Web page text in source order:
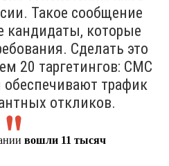
Такое сообщение
кандидаты, которые
Сделать это
20 таргетингов: СМС
обеспечивают трафик
откликов.
вошли 11 тысяч